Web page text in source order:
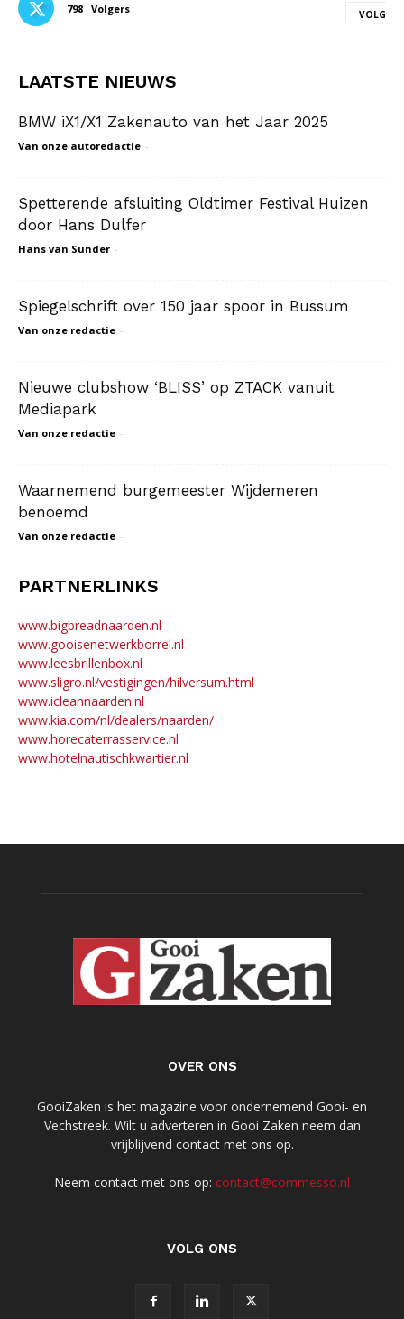
798 Volgers VOLG
LAATSTE NIEUWS
BMW iX1/X1 Zakenauto van het Jaar 2025
Van onze autoredactie -
Spetterende afsluiting Oldtimer Festival Huizen
door Hans Dulfer
Hans van Sunder -
Spiegelschrift over 150 jaar spoor in Bussum
Van onze redactie -
Nieuwe clubshow ‘BLISS’ op ZTACK vanuit
Mediapark
Van onze redactie -
Waarnemend burgemeester Wijdemeren
benoemd
Van onze redactie -
PARTNERLINKS
www.bigbreadnaarden.nl
www.gooisenetwerkborrel.nl
www.leesbrillenbox.nl
www.sligro.nl/vestigingen/hilversum.html
www.icleannaarden.nl
www.kia.com/nl/dealers/naarden/
www.horecaterrasservice.nl
www.hotelnautischkwartier.nl
OVER ONS
GooiZaken is het magazine voor ondernemend Gooi- en
Vechstreek. Wilt u adverteren in Gooi Zaken neem dan
vrijblijvend contact met ons op.
Neem contact met ons op: contact@commesso.nl
VOLG ONS